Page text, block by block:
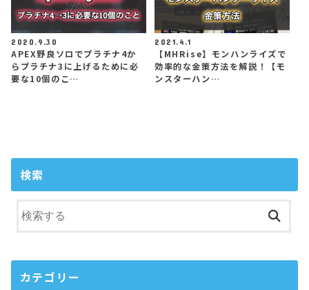
2020.9.30
APEX野良ソロでプラチナ4か
らプラチナ3に上げるために必
要な10個のこ…
2021.4.1
【MHRise】モンハンライズで
効率的な金策方法を解説！【モ
ンスターハン…
検索
カテゴリー